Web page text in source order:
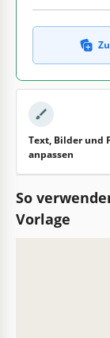
Text, Bilder und
anpassen
So
Vorlage